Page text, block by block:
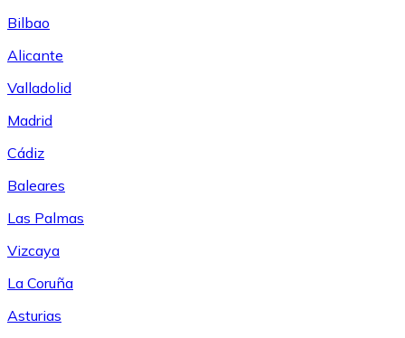
Bilbao
Alicante
Valladolid
Madrid
Cádiz
Baleares
Las Palmas
Vizcaya
La Coruña
Asturias